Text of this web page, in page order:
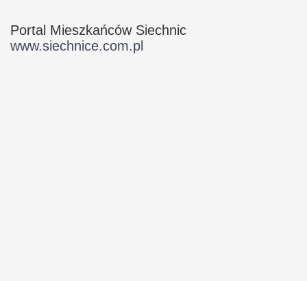
Portal Mieszkańców Siechnic
www.siechnice.com.pl